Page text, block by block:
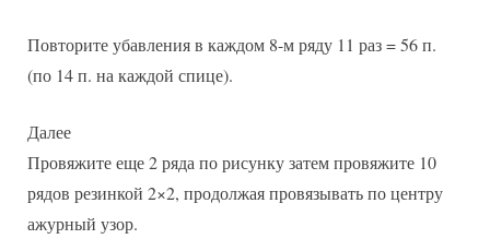
Повторите убавления в каждом 8-м ряду 11 раз = 56 п.
(по 14 п. на каждой спице).
Далее
Провяжите еще 2 ряда по рисунку затем провяжите 10
рядов резинкой 2×2, продолжая провязывать по центру
ажурный узор.